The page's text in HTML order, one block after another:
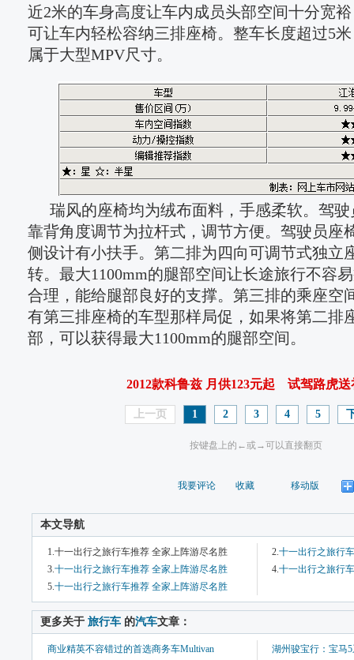
近2米的车身高度让车内成员头部空间十分宽
可让车内轻松容纳三排座椅。整车长度超过5
属于大型MPV尺寸。
瑞风的座椅均为绒布面料，手感柔软。驾
靠背角度调节为拉杆式，调节方便。驾驶员座
侧设计有小扶手。第二排为四向可调节式独立
转。最大1100mm的腿部空间让长途旅行不容
合理，能给腿部良好的支撑。第三排的乘座空
有第三排座椅的车型那样局促，如果将第二排
部，可以获得最大1100mm的腿部空间。
2012款科鲁兹 月供123元起 试驾路虎送
上一页 1 2 3 4 5
按键盘上的←或→可以直接翻页
我要评论 收藏 移动版
本文导航
1.十一出行之旅行车推荐 全家上阵游尽名胜 2.十一出行之旅行
3.十一出行之旅行车推荐 全家上阵游尽名胜 4.十一出行之旅行
5.十一出行之旅行车推荐 全家上阵游尽名胜
更多关于 旅行车 的汽车文章：
商业精英不容错过的首选商务车Multivan
湖州骏宝行：宝马